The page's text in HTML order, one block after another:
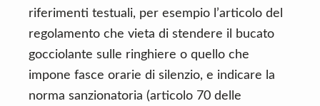
riferimenti testuali, per esempio l’articolo del
regolamento che vieta di stendere il bucato
gocciolante sulle ringhiere o quello che
impone fasce orarie di silenzio, e indicare la
norma sanzionatoria (articolo 70 delle